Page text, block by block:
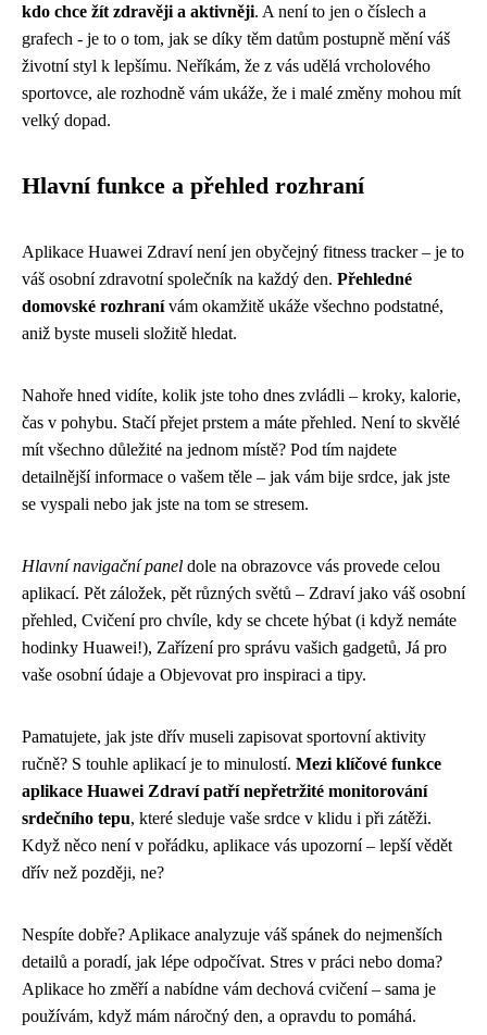
kdo chce žít zdravěji a aktivněji. A není to jen o číslech a
grafech - je to o tom, jak se díky těm datům postupně mění váš
životní styl k lepšímu. Neříkám, že z vás udělá vrcholového
sportovce, ale rozhodně vám ukáže, že i malé změny mohou mít
velký dopad.
Hlavní funkce a přehled rozhraní
Aplikace Huawei Zdraví není jen obyčejný fitness tracker – je to
váš osobní zdravotní společník na každý den. Přehledné
domovské rozhranívám okamžitě ukáže všechno podstatné,
aniž byste museli složitě hledat.
Nahoře hned vidíte, kolik jste toho dnes zvládli – kroky, kalorie,
čas v pohybu. Stačí přejet prstem a máte přehled. Není to skvělé
mít všechno důležité na jednom místě? Pod tím najdete
detailnější informace o vašem těle – jak vám bije srdce, jak jste
se vyspali nebo jak jste na tom se stresem.
Hlavní navigační panel dole na obrazovce vás provede celou
aplikací. Pět záložek, pět různých světů – Zdraví jako váš osobní
přehled, Cvičení pro chvíle, kdy se chcete hýbat (i když nemáte
hodinky Huawei!), Zařízení pro správu vašich gadgetů, Já pro
vaše osobní údaje a Objevovat pro inspiraci a tipy.
Pamatujete, jak jste dřív museli zapisovat sportovní aktivity
ručně? S touhle aplikací je to minulostí. Mezi klíčové funkce
aplikace Huawei Zdraví patří nepřetržité monitorování
srdečního tepu, které sleduje vaše srdce v klidu i při zátěži.
Když něco není v pořádku, aplikace vás upozorní – lepší vědět
dřív než později, ne?
Nespíte dobře? Aplikace analyzuje váš spánek do nejmenších
detailů a poradí, jak lépe odpočívat. Stres v práci nebo doma?
Aplikace ho změří a nabídne vám dechová cvičení – sama je
používám, když mám náročný den, a opravdu to pomáhá.